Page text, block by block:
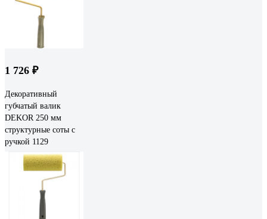
1 726 ₽
Декоративный
губчатый валик
DEKOR 250 мм
структурные соты с
ручкой 1129